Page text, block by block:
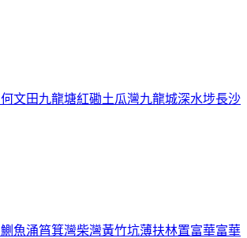
何文田九龍塘紅磡土瓜灣九龍城深水埗長沙
鰂魚涌筲箕灣柴灣黃竹坑薄扶林置富華富華